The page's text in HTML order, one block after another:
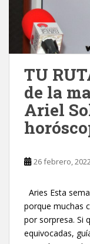
TU
de la
Ariel
26 febrero,
Aries Esta
porque muchas
por sorpresa. Si
equivocadas,